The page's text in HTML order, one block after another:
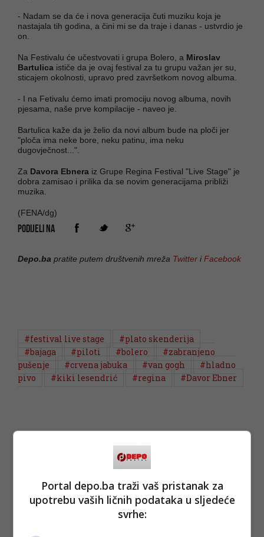
- Nadam se da će i nova generacija čuti muziku koja je
nastajala tih godina, a čini mi se da traje i danas - ustvrdio je
on.
Na Festivalu će učestvovati i grupa Bolero, a Miroslav
Bartulica ističe da je ovaj festival za tu grupu važan jer su,
sticajem okolnosti, upravo pred završetkom novog albuma.
- I na Fetivalu ćemo imati promociju novog albuma, novih
pjesama, naše prve kompilacije - naveo je.
Bartulica kaže da je želio da novi album bude na ploči jer
"ploča ima neke bore, neku patinu, ima neku
dugovječnost...".
Za Davora Ebnera iz Grupe Regina Festival "Live Stage" je
dobra zamisao i prilika da se novim generacijama približi
muzika.
(FENA/dg)
PODIJELI NA
Depo.ba pratite putem društvenih mreža Twitter iFacebook
#festival live stage
#plato skenderija
#bajaga
#piloti #bolero
#zabranjeno
pušenje
#crvena jabuka #van gogh
#hladno
pivo
#kiki lesendrić #regina #Davor Ebner
Portal depo.ba traži vaš pristanak za
upotrebu vaših ličnih podataka u sljedeće
svrhe: